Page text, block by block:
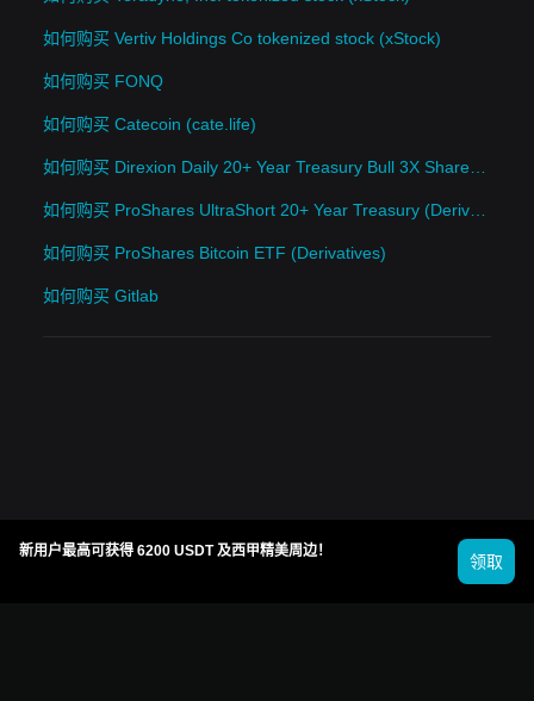
如何购买 Vertiv Holdings Co tokenized stock (xStock)
如何购买 FONQ
如何购买 Catecoin (cate.life)
如何购买 ProShares Bitcoin ETF (Derivatives)
如何购买 Gitlab
新用户最高可获得 6200 USDT 及西甲精美周边！
领取